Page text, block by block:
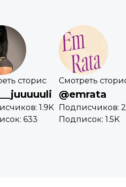
сторис
1.9K
633
Смотреть
@emrata
Подписчиков:
Подписок: 1.5K